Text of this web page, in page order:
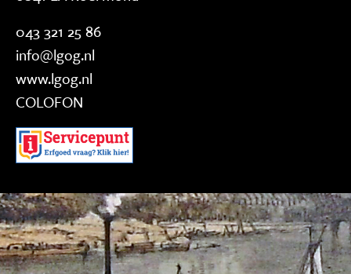
043 321 25 86
info@lgog.nl
www.lgog.nl
COLOFON